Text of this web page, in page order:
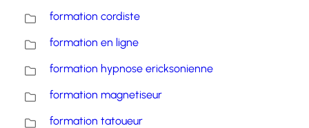
formation cordiste
formation en ligne
formation hypnose ericksonienne
formation magnetiseur
formation tatoueur